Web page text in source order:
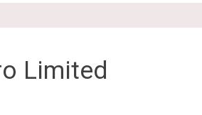
Limited